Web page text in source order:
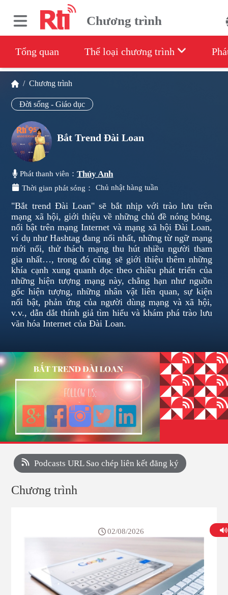
Chương trình
Tổng quan Thể loại chương trình
/Chương trình
Đời sống - Giáo dục
Bắt Trend Đài Loan
Phát thanh viên：Thúy Anh
Thời gian phát sóng： Chủ nhật hàng tuần
"Bắt trend Đài Loan" sẽ bắt nhịp với trào lưu trên
mạng xã hội, giới thiệu về những chủ đề nóng bỏng,
nổi bật trên mạng Internet và mạng xã hội Đài Loan,
ví dụ như Hashtag đang nổi nhất, những từ ngữ mạng
mới nổi, thử thách mạng thu hút nhiều người tham
gia nhất…, trong đó cũng sẽ giới thiệu thêm những
khía cạnh xung quanh dọc theo chiều phát triển của
những hiện tượng mạng này, chẳng hạn như nguồn
gốc hiện tượng, những nhân vật liên quan, sự kiện
nổi bật, phản ứng của người dùng mạng và xã hội,
v.v., dẫn dắt thính giả tìm hiểu và khám phá trào lưu
văn hóa Internet của Đài Loan.
Podcasts URL Sao chép liên kết đăng ký
Chương trình
02/08/2026